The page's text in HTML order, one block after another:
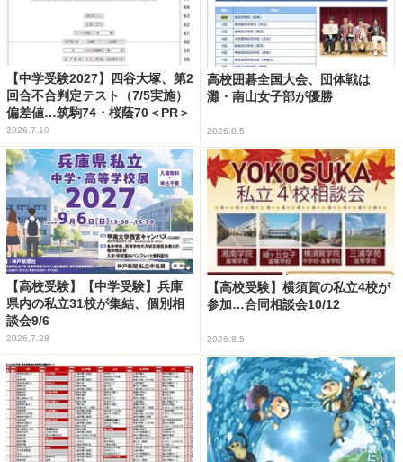
【中学受験2027】四谷大塚、第2
回合不合判定テスト（7/5実施）
偏差値…筑駒74・桜蔭70＜PR＞
2026.7.10
高校囲碁全国大会、団体戦は
灘・南山女子部が優勝
2026.8.5
【高校受験】【中学受験】兵庫
県内の私立31校が集結、個別相
談会9/6
2026.7.28
【高校受験】横須賀の私立4校が
参加…合同相談会10/12
2026.8.5